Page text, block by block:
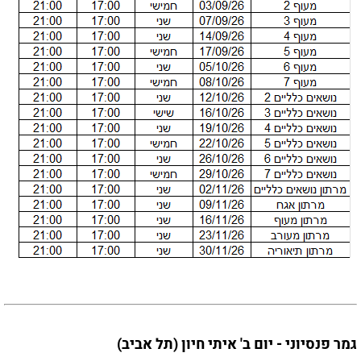
גמר פנסיוני - יום ב' איתי חיון (תל אביב)